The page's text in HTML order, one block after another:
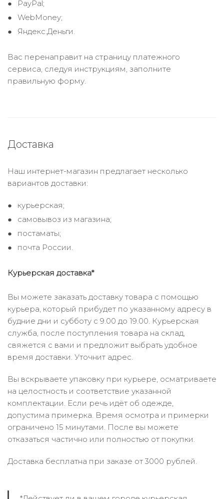
PayPal;
WebMoney;
Яндекс.Деньги.
Вас перенаправит на страницу платежного
сервиса, следуя инструкциям, заполните
правильную форму.
Доставка
Наш интернет-магазин предлагает несколько
вариантов доставки:
курьерская;
самовывоз из магазина;
постаматы;
почта России.
Курьерская доставка*
Вы можете заказать доставку товара с помощью
курьера, который прибудет по указанному адресу в
будние дни и субботу с 9.00 до 19.00. Курьерская
служба, после поступления товара на склад,
свяжется с вами и предложит выбрать удобное
время доставки. Уточнит адрес.
Вы вскрываете упаковку при курьере, осматриваете
на целостность и соответствие указанной
комплектации. Если речь идёт об одежде,
допустима примерка. Время осмотра и примерки
ограничено 15 минутами. После вы можете
отказаться частично или полностью от покупки.
Доставка бесплатна при заказе от 3000 рублей.